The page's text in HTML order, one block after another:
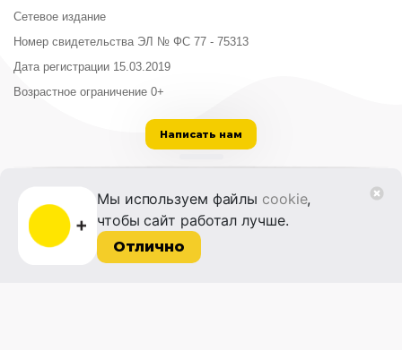
Мы используем файлы cookie,
чтобы сайт работал лучше.
Отлично
Сетевое издание
Номер свидетельства ЭЛ № ФС 77 - 75313
Дата регистрации 15.03.2019
Возрастное ограничение 0+
Написать нам
ООО «Институт развития кино и медиа»
Лицензия на образовательную деятельность
№ Л035-01215-72/00614094 от 30 августа
2022 г.
© 2014-2026 Фонд «Жизнь и Дело»